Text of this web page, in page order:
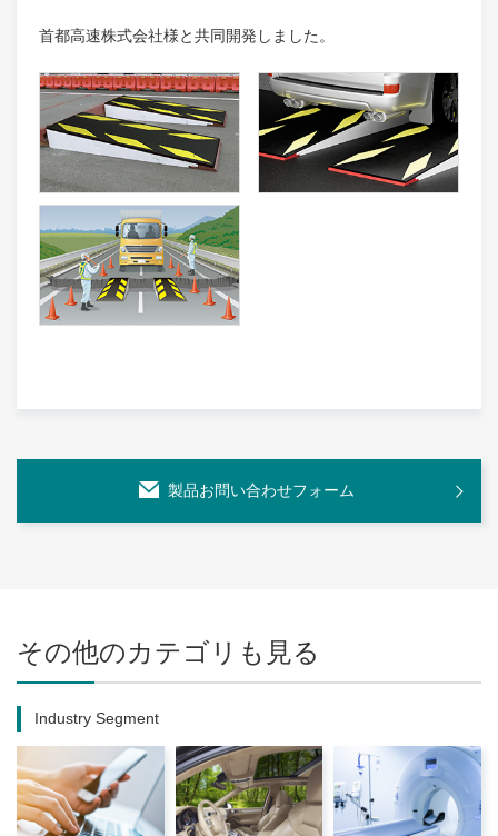
首都高速株式会社様と共同開発しました。
製品お問い合わせフォーム
その他のカテゴリも見る
Industry Segment